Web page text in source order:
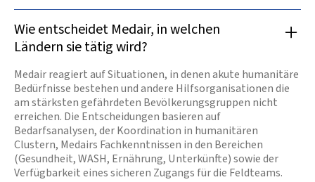
Wie entscheidet Medair, in welchen
Ländern sie tätig wird?
Medair reagiert auf Situationen, in denen akute humanitäre
Bedürfnisse bestehen und andere Hilfsorganisationen die
am stärksten gefährdeten Bevölkerungsgruppen nicht
erreichen. Die Entscheidungen basieren auf
Bedarfsanalysen, der Koordination in humanitären
Clustern, Medairs Fachkenntnissen in den Bereichen
(Gesundheit, WASH, Ernährung, Unterkünfte) sowie der
Verfügbarkeit eines sicheren Zugangs für die Feldteams.